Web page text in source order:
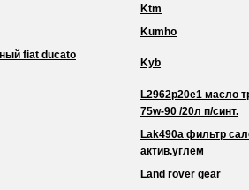
Ktm
Kumho
fiat ducato
Kyb
L2962p20e1 масло
75w-90 /20л п/синт.
Lak490a фильтр
актив.углем
Land rover gear